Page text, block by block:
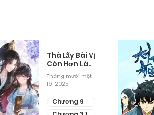
Thà Lấy Bài Vị
Còn Hơn Làm
Thiếp
Tháng mười một
19, 2025
Chương 9